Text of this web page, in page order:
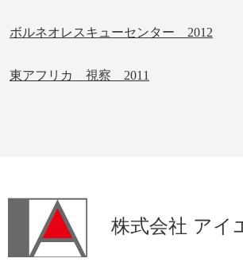
ボルネオレスキューセンター 2012
東アフリカ 視察 2011
株式会社 アイ